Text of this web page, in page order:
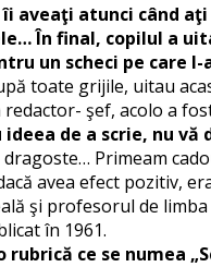
îi aveaţi atunci
În final, copilul a
un scheci pe care l-
toate grijile, uitau
şef, acolo a
de a scrie, nu
Primeam
avea efect pozitiv,
şi profesorul de
în 1961.
ce se numea